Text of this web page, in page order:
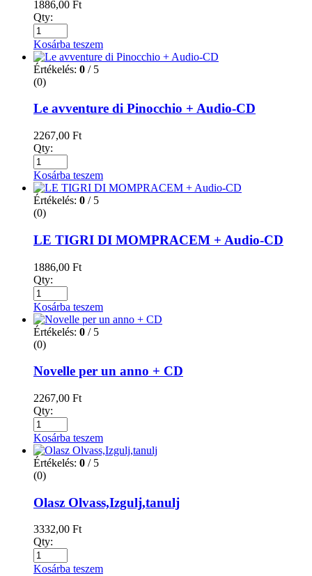
1886,00 Ft
Qty:
Kosárba teszem
Értékelés: 0 / 5
(0)
Le avventure di Pinocchio + Audio-CD
2267,00 Ft
Qty:
Kosárba teszem
Értékelés: 0 / 5
(0)
LE TIGRI DI MOMPRACEM + Audio-CD
1886,00 Ft
Qty:
Kosárba teszem
Értékelés: 0 / 5
(0)
Novelle per un anno + CD
2267,00 Ft
Qty:
Kosárba teszem
Értékelés: 0 / 5
(0)
Olasz Olvass,Izgulj,tanulj
3332,00 Ft
Qty:
Kosárba teszem